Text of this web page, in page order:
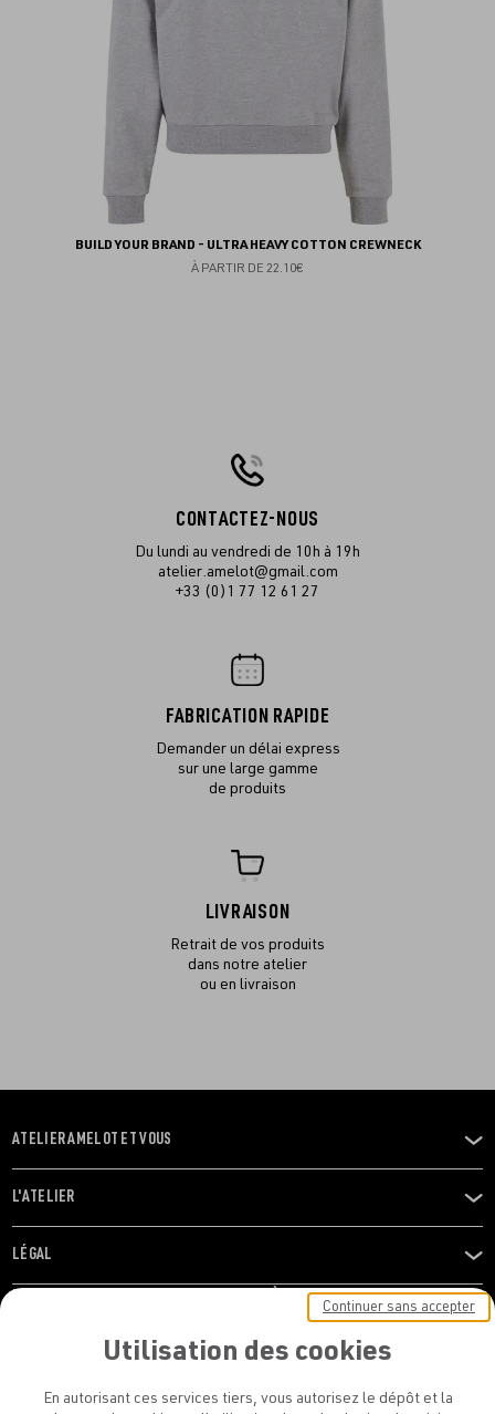
BUILD YOUR BRAND - ULTRA HEAVY COTTON CREWNECK
À PARTIR DE 22.10€
CONTACTEZ-NOUS
Du lundi au vendredi de 10h à 19h
atelier.amelot@gmail.com
+33 (0)1 77 12 61 27
FABRICATION RAPIDE
Demander un délai express
sur une large gamme
de produits
LIVRAISON
Retrait de vos produits
dans notre atelier
ou en livraison
OUVRIR
LE
MENU
ATELIER AMELOT ET VOUS
OUVRIR
LE
MENU
L'ATELIER
OUVRIR
LE
LÉGAL
RESTONS EN CONTACT ! ABONNEZ-VOUS À NOTRE
Utilisation des cookies
En autorisant ces services tiers, vous autorisez le dépôt et la
Continuer sans accepter